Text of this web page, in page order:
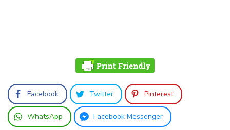
Facebook Twitter Pinterest
WhatsApp Facebook Messenger